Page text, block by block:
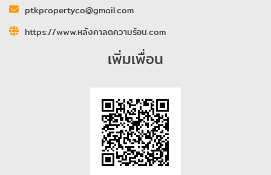
ptkpropertyco@gmail.com
https://www.หลังคาลดความร้อน.com
เพิ่มเพื่อน